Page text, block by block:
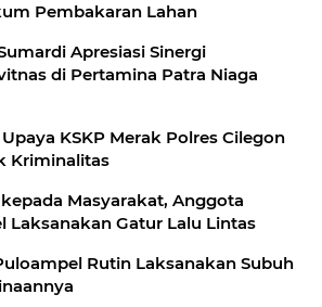
Pembakaran Lahan
Apresiasi Sinergi
di Pertamina Patra Niaga
KSKP Merak Polres Cilegon
Kriminalitas
Masyarakat, Anggota
Laksanakan Gatur Lalu Lintas
Rutin Laksanakan Subuh